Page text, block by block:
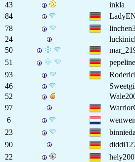
43
inkla
84
78
24
50
51
93
46
52
97
6
23
90
22